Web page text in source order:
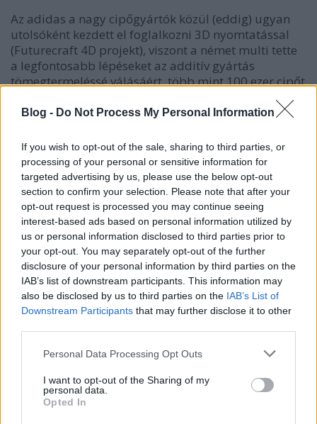
Blog - Do Not Process My Personal Information
If you wish to opt-out of the sale, sharing to third parties, or
processing of your personal or sensitive information for
targeted advertising by us, please use the below opt-out
section to confirm your selection. Please note that after your
opt-out request is processed you may continue seeing
interest-based ads based on personal information utilized by
us or personal information disclosed to third parties prior to
your opt-out. You may separately opt-out of the further
disclosure of your personal information by third parties on the
IAB’s list of downstream participants. This information may
also be disclosed by us to third parties on the IAB’s List of
Downstream Participants that may further disclose it to other
Please note that this website/app uses one or more Google
not limited to your visit or usage behaviour. You may click to
grant or deny consent to Google and its third-party tags to
use your data for below specified purposes in below Google
Personal Data Processing Opt Outs
I want to opt-out of the Sharing of my
personal data.
Opted In
Az adidas a nagy cipőgyártók közül (eddig) ugyan
utolsóként kezdett el foglalkozni 3D nyomtatással
(Futurecraft 4D projekt), viszont a német multi tette
a legfontosabb lépéseket az additív gyártás
tömegtermeléssé válásáért, több mint 100 ezer cipőt
készítettek a technológiával. Partnerük, a Carbon
digitális fényszintézis módszerével és printereivel évi
darabjaik 300 dollár körül voltak (de így is gyorsan
elfogytak), az árak azóta esnek, az új modellek
(AlphaEdge, Y-3 Runner) pedig a 3DP életképességét
bizonyítják.
Az SDM (solid deposit modelling) technológiával
dolgozó, az EOS-szal és a Prodways-szel
együttműködő Nike az elsők között fedezte fel a 3D
nyomtatásban rejlő lehetőségeket, focicsukáktól
kezdve más darabokig, többször használták, például
biometrikus adatokon alapuló, egyedi tervezésű
nyomtatott textíliák cipőipari alkalmazása.
A termékeit szintén biometrikus adatokra alapozva,
generatív tervezéssel megálmodó bostoni New